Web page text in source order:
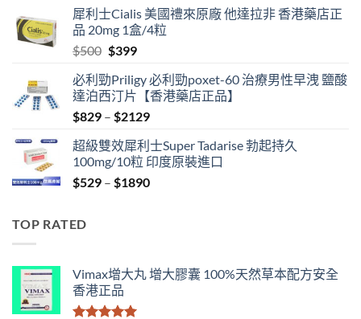
was:
$500.
is:
$480.
犀利士Cialis 美國禮來原廠 他達拉非 香港藥店正
品 20mg 1盒/4粒
$500 Original
was:
$500.
$399Current
is:
$399.
必利勁Priligy 必利勁poxet-60 治療男性早洩 鹽酸
達泊西汀片【香港藥店正品】
$829 – $2129Price
$829
through
$2129
超級雙效犀利士Super Tadarise 勃起持久
100mg/10粒 印度原裝進口
$529 – $1890Price
TOP RATED
Vimax增大丸 增大膠囊 100%天然草本配方安全
香港正品